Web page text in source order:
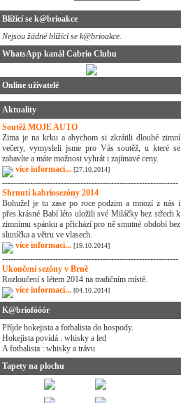
Blížící se k@brioakce
Nejsou žádné blížící se k@brioakce.
WhatsApp kanál Cabrio Clubu
Online uživatelé
Aktuality
Soutěž MOJE AUTO
Zima je na krku a abychom si zkrátili dlouhé zimní
večery, vymysleli jsme pro Vás soutěž, u které se
zabavíte a máte možnost vyhrát i zajímavé ceny.
více informací... [27.10.2014]
---------------------------------------------------------------
Shrnutí kabriosezóny 2014
Bohužel je tu zase po roce podzim a mnozí z nás i
přes krásné Babí léto uložili své Miláčky bez střech k
zimnímu spánku a přichází pro ně smutné období bez
sluníčka a větru ve vlasech.
více informací... [19.10.2014]
---------------------------------------------------------------
Ukončení sezóny v Brně
Rozloučení s létem 2014 na tradičním místě.
více informací... [04.10.2014]
K@briofóóór
Příjde hokejista a fotbalista do hospody.
Hokejista povídá : whisky a led
A fotbalista : whisky a trávu
Tapety na plochu